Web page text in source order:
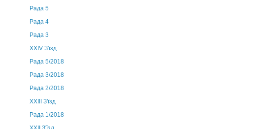
Рада 5
Рада 4
Рада 3
ХХIV З'їзд
Рада 5/2018
Рада 3/2018
Рада 2/2018
XXIII З'їзд
Рада 1/2018